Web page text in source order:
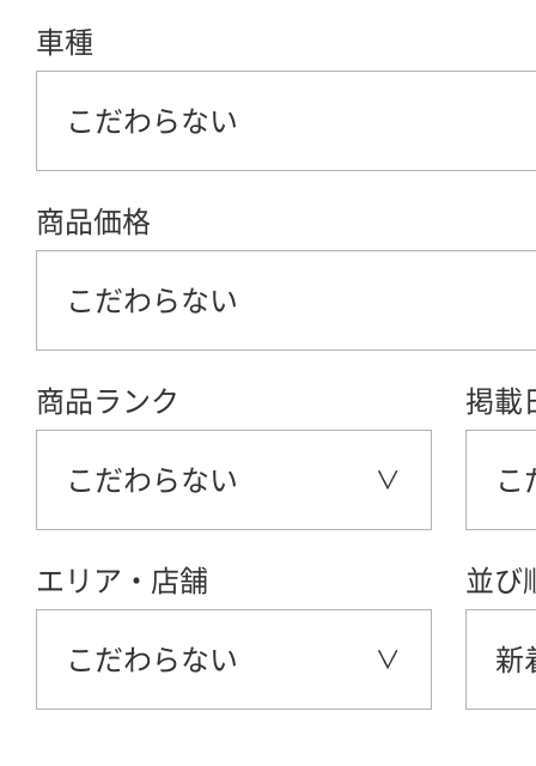
車種
こだわらない
商品価格
こだわらない
商品ランク
こだわらない
掲載
こ
エリア・店舗
こだわらない
並び
新